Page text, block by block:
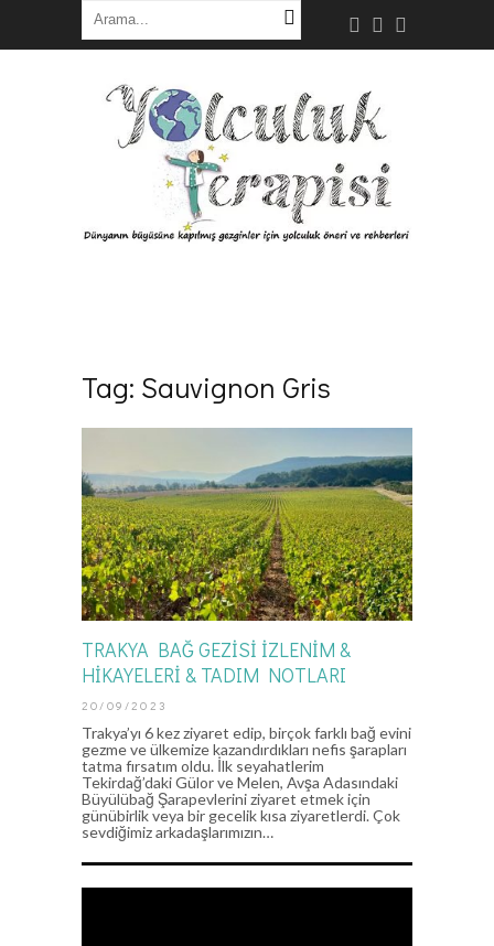
Tag: Sauvignon Gris
TRAKYA BAĞ GEZİSİ İZLENİM &
HİKAYELERİ & TADIM NOTLARI
20/09/2023
Trakya’yı 6 kez ziyaret edip, birçok farklı bağ evini
gezme ve ülkemize kazandırdıkları nefis şarapları
tatma fırsatım oldu. İlk seyahatlerim
Tekirdağ’daki Gülor ve Melen, Avşa Adasındaki
Büyülübağ Şarapevlerini ziyaret etmek için
günübirlik veya bir gecelik kısa ziyaretlerdi. Çok
sevdiğimiz arkadaşlarımızın…